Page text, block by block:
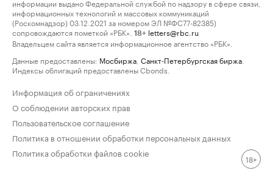
информации выдано Федеральной службой по надзору в сфере связи,
информационных технологий и массовых коммуникаций
(Роскомнадзор) 03.12.2021 за номером ЭЛ №ФС77-82385)
сопровождаются пометкой «РБК».
18+ letters@rbc.ru
Владельцем сайта является информационное агентство «РБК».
Данные предоставлены: Мосбиржа Санкт-Петербургская биржа
Индексы облигаций предоставлены Cbonds.
Информация об ограничениях
О соблюдении авторских прав
Пользовательское соглашение
Политика в отношении обработки персональных данных
Политика обработки файлов cookie
18+